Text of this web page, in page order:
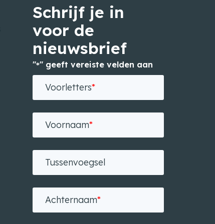
Schrijf je in
voor de
nieuwsbrief
"*" geeft vereiste velden aan
Voorletters*
Voornaam*
Tussenvoegsel
Achternaam*